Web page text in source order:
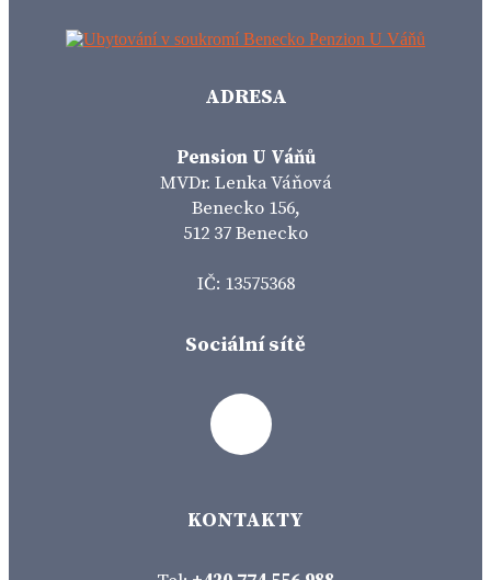
ADRESA
Pension U Váňů
MVDr. Lenka Váňová
Benecko 156,
512 37 Benecko
IČ: 13575368
Sociální sítě
KONTAKTY